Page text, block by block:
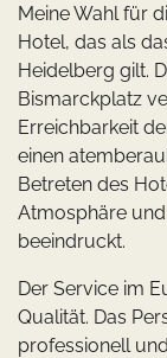
Meine Wahl für
Hotel, das als
Heidelberg gilt.
Bismarckplatz
Erreichbarkeit
einen
Betreten des
Atmosphäre
beeindruckt.
Der Service im
Qualität. Das
professionell